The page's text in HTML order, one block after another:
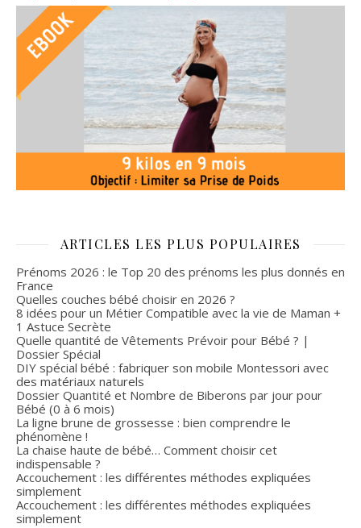
ARTICLES LES PLUS POPULAIRES
Prénoms 2026 : le Top 20 des prénoms les plus donnés en
France
Quelles couches bébé choisir en 2026 ?
8 idées pour un Métier Compatible avec la vie de Maman +
1 Astuce Secrète
Quelle quantité de Vêtements Prévoir pour Bébé ? |
Dossier Spécial
DIY spécial bébé : fabriquer son mobile Montessori avec
des matériaux naturels
Dossier Quantité et Nombre de Biberons par jour pour
Bébé (0 à 6 mois)
La ligne brune de grossesse : bien comprendre le
phénomène !
La chaise haute de bébé… Comment choisir cet
indispensable ?
Accouchement : les différentes méthodes expliquées
simplement
Accouchement : les différentes méthodes expliquées
simplement